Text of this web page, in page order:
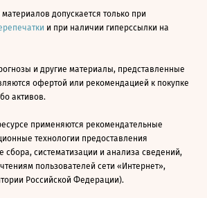
допускается только при
и при наличии гиперссылки на
и другие материалы, представленные
офертой или рекомендацией к покупке
активов.
применяются рекомендательные
технологии предоставления
систематизации и анализа сведений,
пользователей сети «Интернет»,
Российской Федерации).